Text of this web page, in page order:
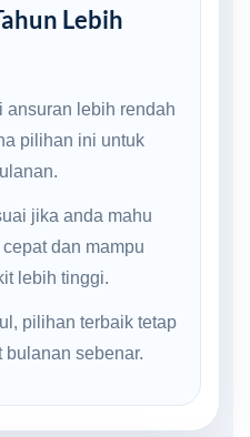
Lebih
ansuran lebih rendah
pilihan ini untuk
jika anda mahu
dan mampu
lebih tinggi.
pilihan terbaik tetap
bulanan sebenar.